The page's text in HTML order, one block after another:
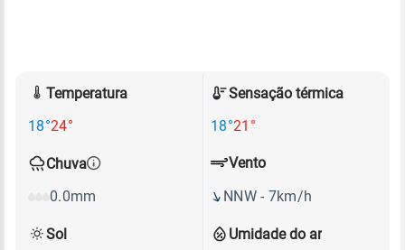
Temperatura
18°24°
Sensação térmica
18°21°
Chuva
0.0mm
Umidade do ar
Vento
NNW - 7km/h
Sol